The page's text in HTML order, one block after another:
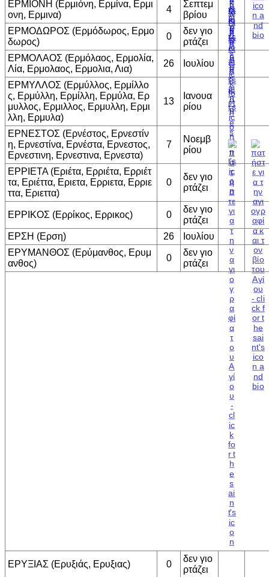
ΕΡΜΙΟΝΗ (Ερμιόνη, Ερμίνα, Ερμι
ονη, Ερμινα)
4
Σεπτεμ
βρίου
ΕΡΜΟΔΩΡΟΣ (Ερμόδωρος, Ερμο
δωρος)
0
δεν γιο
ρτάζει
ΕΡΜΟΛΑΟΣ (Ερμόλαος, Ερμολία,
Λία, Ερμολαος, Ερμολια, Λια)
26 Ιουλίου
ΕΡΜΥΛΛΟΣ (Ερμύλλος, Ερμίλλο
ς, Ερμύλλη, Ερμίλλη, Ερμύλα, Ερ
μυλλος, Ερμιλλος, Ερμυλλη, Ερμι
λλη, Ερμυλα)
13
Ιανουα
ρίου
ΕΡΝΕΣΤΟΣ (Ερνέστος, Ερνεστίν
η, Ερνεστίνα, Ερνέστα, Ερνεστος,
Ερνεστινη, Ερνεστινα, Ερνεστα)
7
Νοεμβ
ρίου
ΕΡΡΙΕΤΑ (Εριέτα, Ερριέτα, Ερριέτ
τα, Εριέττα, Εριετα, Ερριετα, Ερριε
ττα, Εριεττα)
0
δεν γιο
ρτάζει
ΕΡΡΙΚΟΣ (Ερρίκος, Ερρικος) 0
δεν γιο
ρτάζει
ΕΡΣΗ (Ερση)
26
Ιουλίου
ΕΡΥΜΑΝΘΟΣ (Ερύμανθος, Ερυμ
ανθος)
0
δεν γιο
ρτάζει
ΕΡΥΞΙΑΣ (Ερυξιάς, Ερυξιας) 0
δεν γιο
ρτάζει